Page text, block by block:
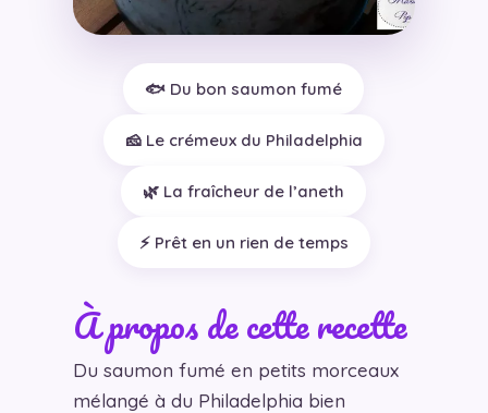
🐟 Du bon saumon fumé
🧀 Le crémeux du Philadelphia
🌿 La fraîcheur de l’aneth
⚡ Prêt en un rien de temps
À propos de cette recette
Du saumon fumé en petits morceaux
mélangé à du Philadelphia bien